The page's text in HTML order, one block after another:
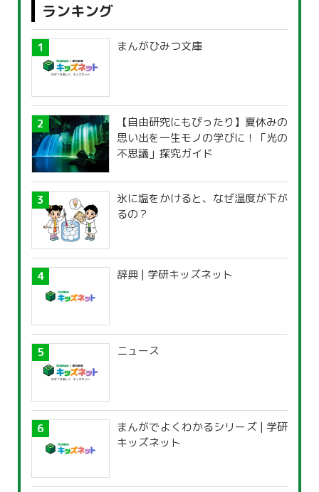
ランキング
まんがひみつ文庫
【自由研究にもぴったり】夏休みの
思い出を一生モノの学びに！「光の
不思議」探究ガイド
氷に塩をかけると、なぜ温度が下が
るの？
辞典 | 学研キッズネット
ニュース
まんがでよくわかるシリーズ | 学研
キッズネット